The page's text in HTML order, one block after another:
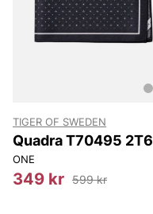
TIGER OF SWEDEN
Quadra T70495 2T6
ONE
349 kr 599 kr